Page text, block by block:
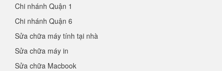
Chi nhánh Quận 1
Chi nhánh Quận 6
Sửa chữa máy tính tại nhà
Sửa chữa máy in
Sửa chữa Macbook